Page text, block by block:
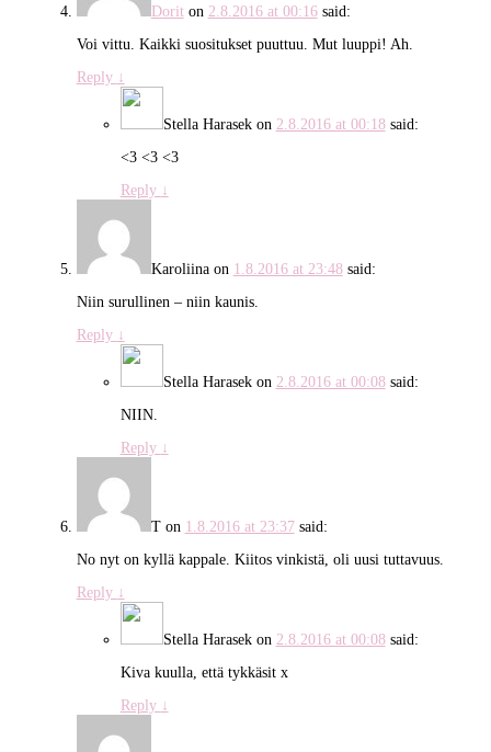
Doriton 2.8.2016 at 00:16 said:
Voi vittu. Kaikki suositukset puuttuu. Mut luuppi! Ah.
Reply ↓
Stella Harasekon 2.8.2016 at 00:18 said:
<3 <3 <3
Reply ↓
Karoliinaon 1.8.2016 at 23:48 said:
Niin surullinen – niin kaunis.
Reply ↓
Stella Harasekon 2.8.2016 at 00:08 said:
NIIN.
Reply ↓
Ton 1.8.2016 at 23:37 said:
No nyt on kyllä kappale. Kiitos vinkistä, oli uusi tuttavuus.
Reply ↓
Stella Harasekon 2.8.2016 at 00:08 said:
Kiva kuulla, että tykkäsit x
Reply ↓